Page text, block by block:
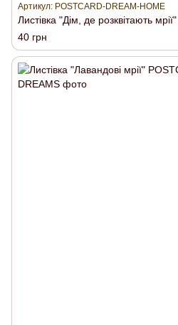
Артикул: POSTCARD-DREAM-HOME
Листівка "Дім, де розквітають мрії"
40 грн